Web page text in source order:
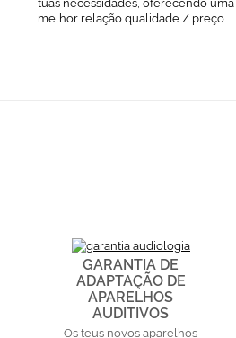
tuas necessidades, oferecendo
melhor relação qualidade / preço.
GARANTIA DE
ADAPTAÇÃO DE
APARELHOS
AUDITIVOS
Os teus novos aparelhos